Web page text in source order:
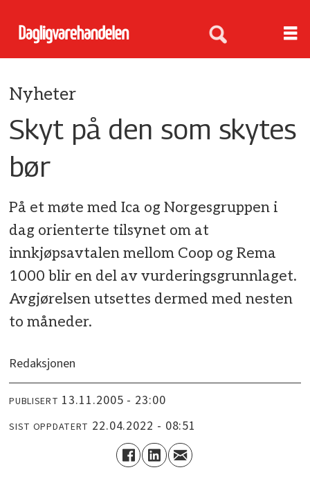
Nyheter
Skyt på den som skytes
bør
På et møte med Ica og Norgesgruppen i
dag orienterte tilsynet om at
innkjøpsavtalen mellom Coop og Rema
1000 blir en del av vurderingsgrunnlaget.
Avgjørelsen utsettes dermed med nesten
to måneder.
Redaksjonen
PUBLISERT 13.11.2005 - 23:00
SIST OPPDATERT 22.04.2022 - 08:51